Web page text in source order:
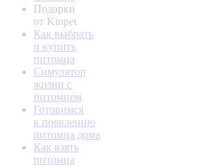
Подарки
от Kinpet
Как выбрать
и купить
питомца
Симулятор
жизни с
питомцем
Готовимся
к появлению
питомца дома
Как взять
питомца